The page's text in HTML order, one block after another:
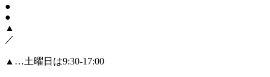
●
●
▲
／
▲…土曜日は9:30-17:00